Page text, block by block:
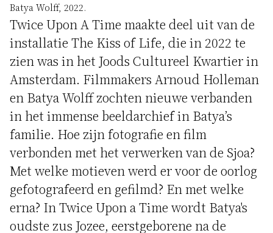
Batya Wolff, 2022.
Twice Upon A Time maakte deel uit van de
installatie The Kiss of Life, die in 2022 te
zien was in het Joods Cultureel Kwartier in
Amsterdam. Filmmakers Arnoud Holleman
en Batya Wolff zochten nieuwe verbanden
in het immense beeldarchief in Batya’s
familie. Hoe zijn fotografie en film
verbonden met het verwerken van de Sjoa?
Met welke motieven werd er voor de oorlog
gefotografeerd en gefilmd? En met welke
erna? In Twice Upon a Time wordt Batya's
oudste zus Jozee, eerstgeborene na de